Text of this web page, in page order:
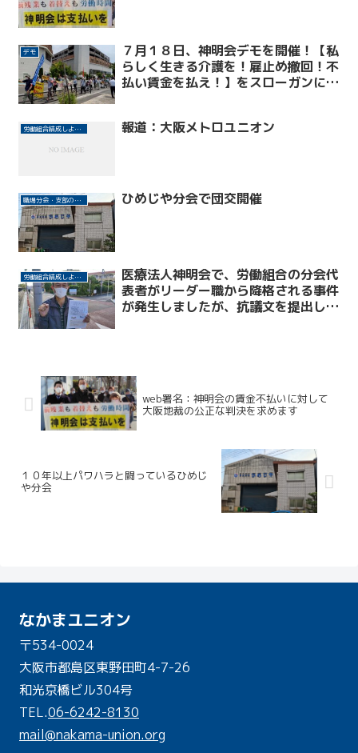
デモ
７月１８日、神明会デモを開催！【私
らしく生きる介護を！雇止め撤回！不
払い賃金を払え！】をスローガンにデ
労働組合結成しよう！ 報道：大阪メトロユニオン
職場分会・支部の取り組み ひめじや分会で団交開催
労働組合結成しよう！
医療法人神明会で、労働組合の分会代
表者がリーダー職から降格される事件
が発生しましたが、抗議文を提出した
web署名：神明会の賃金不払いに対して
大阪地裁の公正な判決を求めます
１０年以上パワハラと闘っているひめじ
や分会
なかまユニオン
〒534-0024
大阪市都島区東野田町4-7-26
和光京橋ビル304号
TEL.06-6242-8130
mail@nakama-union.org